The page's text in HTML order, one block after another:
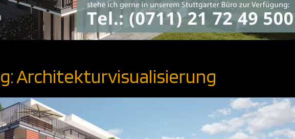
Architekturvisualisierung